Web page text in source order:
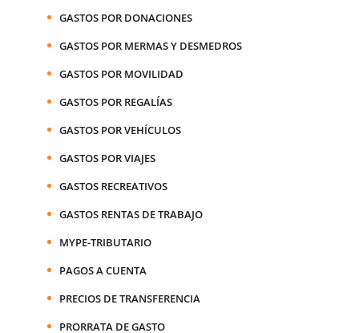
GASTOS POR DONACIONES
GASTOS POR MERMAS Y DESMEDROS
GASTOS POR MOVILIDAD
GASTOS POR REGALÍAS
GASTOS POR VEHÍCULOS
GASTOS POR VIAJES
GASTOS RECREATIVOS
GASTOS RENTAS DE TRABAJO
MYPE-TRIBUTARIO
PAGOS A CUENTA
PRECIOS DE TRANSFERENCIA
PRORRATA DE GASTO